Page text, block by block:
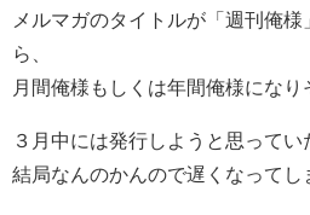
メルマガのタイトルが「週刊俺
ら、
月間俺様もしくは年間俺様になり
３月中には発行しようと思ってい
結局なんのかんので遅くなってし